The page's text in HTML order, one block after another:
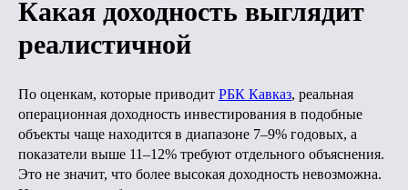
Какая доходность выглядит
реалистичной
По оценкам, которые приводит РБК Кавказ, реальная
операционная доходность инвестирования в подобные
объекты чаще находится в диапазоне 7–9% годовых, а
показатели выше 11–12% требуют отдельного объяснения.
Это не значит, что более высокая доходность невозможна.